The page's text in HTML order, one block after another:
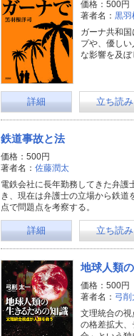
価格：500円
著者名： 黒羽
ガーナ共和
プや、優し
な影響を及ぼ
詳細 立ち読み
鉄道事故と法
価格：500円
著者名： 佐藤潤太
電鉄会社に長年勤務してきた弁
き、現在は弁護士の立場から鉄
点で問題点を考察する。
詳細 立ち読み
地球人類
価格：500円
著者名： 弓削
文理統合の
の格差拡大